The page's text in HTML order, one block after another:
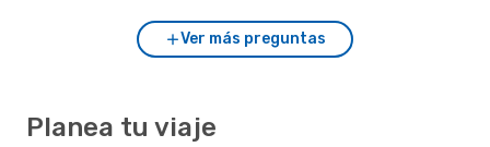
Ver más preguntas
Planea tu viaje